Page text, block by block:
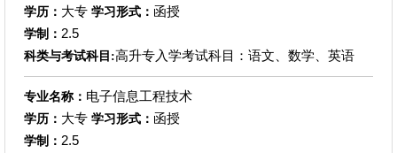
学历： 大专 学习形式： 函授
学制： 2.5
科类与考试科目:高升专入学考试科目：语文、数学、英语
专业名称： 电子信息工程技术
学历： 大专 学习形式： 函授
学制： 2.5